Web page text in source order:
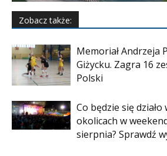
Zobacz także:
Memoriał Andrzeja
Giżycku. Zagra 16
Polski
Co będzie się działo
okolicach w
sierpnia? Sprawdź